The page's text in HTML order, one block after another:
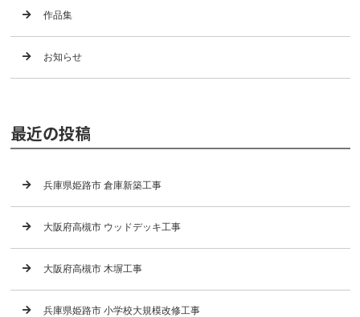
作品集
お知らせ
最近の投稿
兵庫県姫路市 倉庫新築工事
大阪府高槻市 ウッドデッキ工事
大阪府高槻市 木塀工事
兵庫県姫路市 小学校大規模改修工事